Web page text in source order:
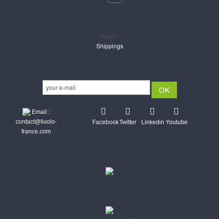
Return
Shippings
Email :
contact@livolo-
france.com
FacebookTwitter Linkedin Youtube